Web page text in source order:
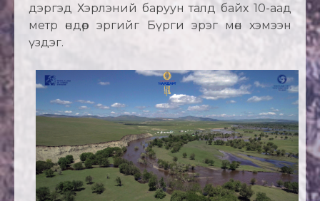
дэргэд Хэрлэний баруун талд байх 10-аад
метр өндөр эргийг Бүрги эрэг мөн хэмээн
үздэг.